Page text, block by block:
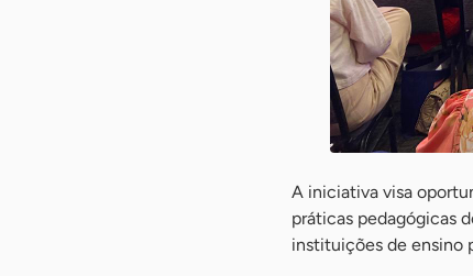
A iniciativa visa
práticas pedagógicas
instituições de ensino